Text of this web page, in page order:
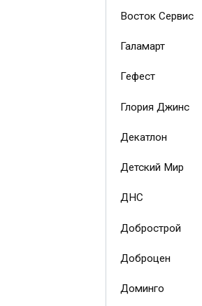
Восток Сервис
Галамарт
Гефест
Глория Джинс
Декатлон
Детский Мир
ДНС
Добрострой
Доброцен
Доминго